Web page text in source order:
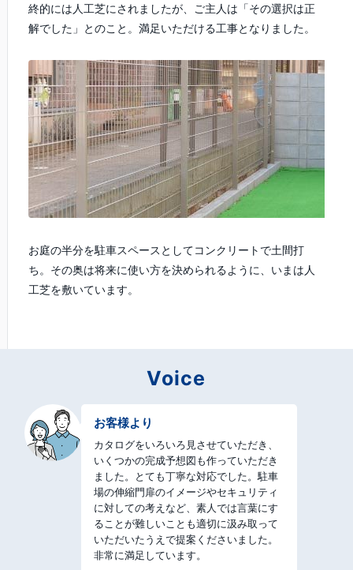
終的には人工芝にされましたが、ご主人は「その選択は正
解でした」とのこと。満足いただける工事となりました。
お庭の半分を駐車スペースとしてコンクリートで土間打
ち。その奥は将来に使い方を決められるように、いまは人
工芝を敷いています。
Voice
お客様より
カタログをいろいろ見させていただき、
いくつかの完成予想図も作っていただき
ました。とても丁寧な対応でした。駐車
場の伸縮門扉のイメージやセキュリティ
に対しての考えなど、素人では言葉にす
ることが難しいことも適切に汲み取って
いただいたうえで提案くださいました。
非常に満足しています。